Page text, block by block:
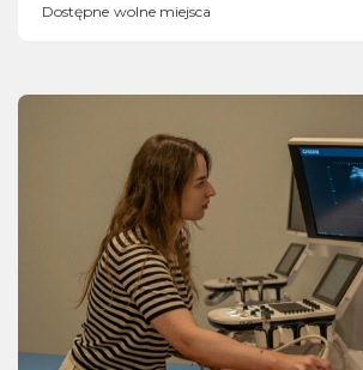
Dostępne wolne miejsca